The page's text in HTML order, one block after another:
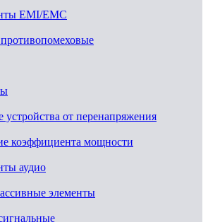
EMI/EMC
от перенапряжения
коэффициента мощности
аудио
элементы